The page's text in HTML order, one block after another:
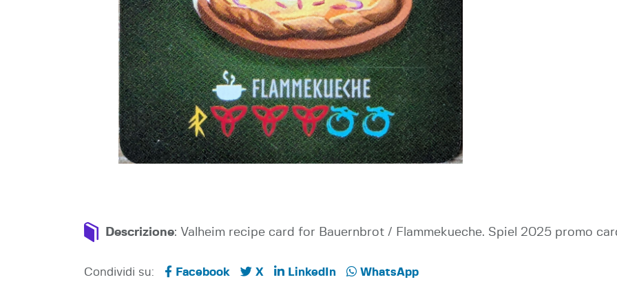
Descrizione: Valheim recipe card for Bauernbrot / Flammekueche. Spiel 2025 promo
Condividi su: Facebook X LinkedIn WhatsApp